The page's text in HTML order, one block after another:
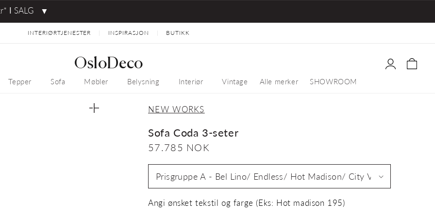
ⅼ SALG ▼
INTERIØRTJENESTER INSPIRASJON BUTIKK
OsloDeco
Tepper Sofa Møbler Belysning Interiør Vintage Alle merker SHOWROOM
Logg
inn
NEW WORKS
Sofa Coda 3-seter
Vanlig
pris
57.785 NOK
Angi ønsket tekstil og farge (Eks: Hot madison 195)